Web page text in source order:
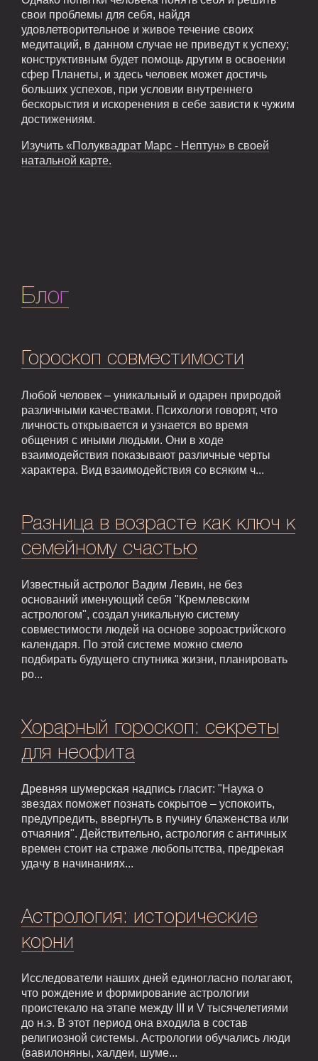
свои проблемы для себя, найдя
удовлетворительное и живое течение своих
медитаций, в данном случае не приведут к успеху;
конструктивным будет помощь другим в освоении
сфер Планеты, и здесь человек может достичь
больших успехов, при условии внутреннего
бескорыстия и искоренения в себе зависти к чужим
достижениям.
Изучить «Полуквадрат Марс - Нептун» в своей
натальной карте.
Блог
Гороскоп совместимости
Любой человек – уникальный и одарен природой
различными качествами. Психологи говорят, что
личность открывается и узнается во время
общения с иными людьми. Они в ходе
взаимодействия показывают различные черты
характера. Вид взаимодействия со всяким ч...
Разница в возрасте как ключ к
семейному счастью
Известный астролог Вадим Левин, не без
оснований именующий себя "Кремлевским
астрологом", создал уникальную систему
совместимости людей на основе зороастрийского
календаря. По этой системе можно смело
подбирать будущего спутника жизни, планировать
ро...
Хорарный гороскоп: секреты
для неофита
Древняя шумерская надпись гласит: "Наука о
звездах поможет познать сокрытое – успокоить,
предупредить, ввергнуть в пучину блаженства или
отчаяния". Действительно, астрология с античных
времен стоит на страже любопытства, предрекая
удачу в начинаниях...
Астрология: исторические
корни
Исследователи наших дней единогласно полагают,
что рождение и формирование астрологии
проистекало на этапе между III и V тысячелетиями
до н.э. В этот период она входила в состав
религиозной системы. Астрологии обучались люди
(вавилоняны, халдеи, шуме...